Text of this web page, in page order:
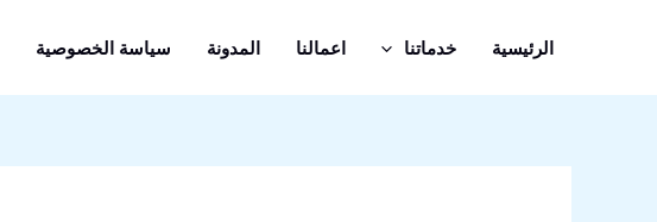
الرئيسية خدماتنا اعمالنا المدونة سياسة الخصوصية